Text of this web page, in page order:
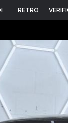
RETRO